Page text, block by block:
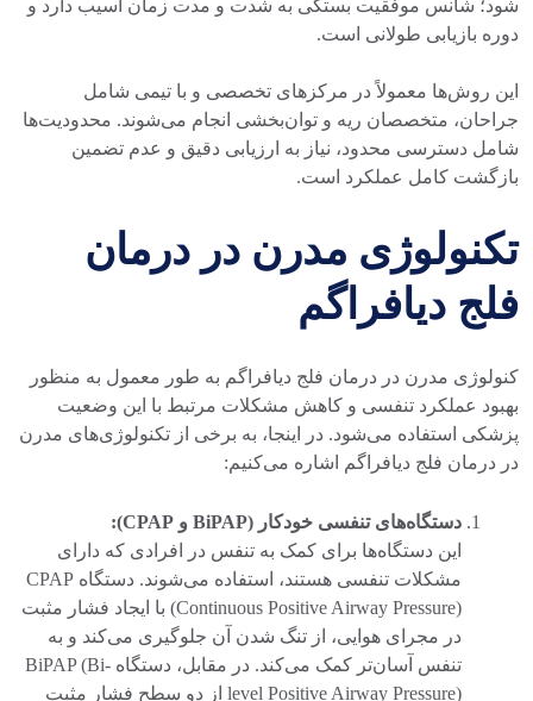
شود؛ شانس موفقیت بستگی به شدت و مدت زمان آسیب دارد و
دوره بازیابی طولانی است.
این روش‌ها معمولاً در مرکزهای تخصصی و با تیمی شامل
جراحان، متخصصان ریه و توان‌بخشی انجام می‌شوند. محدودیت‌ها
شامل دسترسی محدود، نیاز به ارزیابی دقیق و عدم تضمین
بازگشت کامل عملکرد است.
تکنولوژی مدرن در درمان
فلج دیافراگم
کنولوژی مدرن در درمان فلج دیافراگم به طور معمول به منظور
بهبود عملکرد تنفسی و کاهش مشکلات مرتبط با این وضعیت
پزشکی استفاده می‌شود. در اینجا، به برخی از تکنولوژی‌های مدرن
در درمان فلج دیافراگم اشاره می‌کنیم:
دستگاه‌های تنفسی خودکار (BiPAP و CPAP):
این دستگاه‌ها برای کمک به تنفس در افرادی که دارای
مشکلات تنفسی هستند، استفاده می‌شوند. دستگاه CPAP
(Continuous Positive Airway Pressure) با ایجاد فشار مثبت
در مجرای هوایی، از تنگ شدن آن جلوگیری می‌کند و به
تنفس آسان‌تر کمک می‌کند. در مقابل، دستگاه BiPAP (Bi-
level Positive Airway Pressure) از دو سطح فشار مثبت